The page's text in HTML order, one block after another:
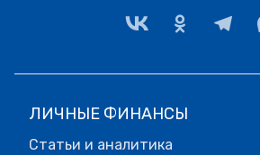
ЛИЧНЫЕ ФИНАНСЫ
Статьи и аналитика